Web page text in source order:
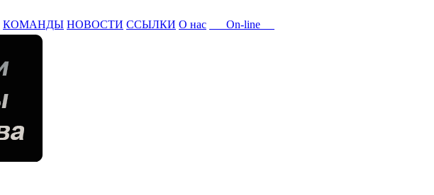
КОМАНДЫ НОВОСТИ ССЫЛКИ О нас On-line